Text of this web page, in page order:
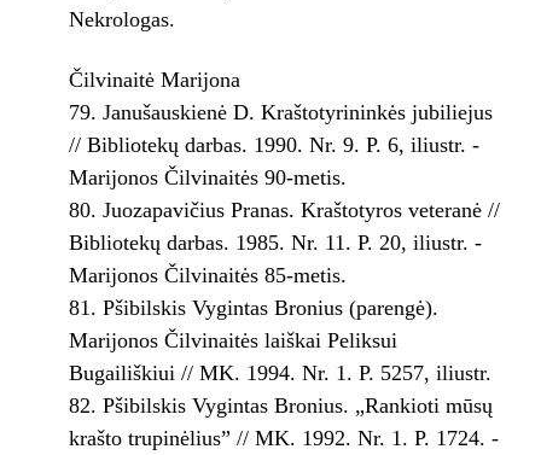
Nekrologas.
Čilvinaitė Marijona
Janušauskienė D. Kraštotyrininkės jubiliejus
// Bibliotekų darbas. 1990. Nr. 9. P. 6, iliustr. ­
Marijonos Čilvinaitės 90-metis.
Juozapavičius Pranas. Kraštotyros veteranė //
Bibliotekų darbas. 1985. Nr. 11. P. 20, iliustr. ­
Marijonos Čilvinaitės 85-metis.
Pšibilskis Vygintas Bronius (parengė).
Marijonos Čilvinaitės laiškai Peliksui
Bugailiškiui // MK. 1994. Nr. 1. P. 52­57, iliustr.
Pšibilskis Vygintas Bronius. „Rankioti mūsų
krašto trupinėlius” // MK. 1992. Nr. 1. P. 17­24. ­